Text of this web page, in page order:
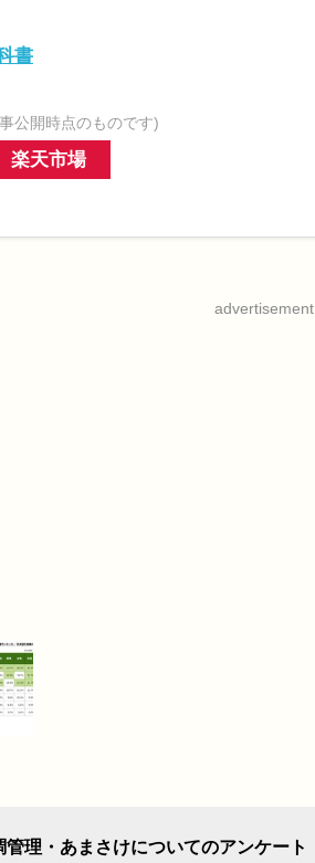
書
公開時点のものです)
楽天市場
advertisement
管理・あまさけについてのアンケート